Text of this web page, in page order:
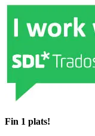
Fin 1 plats!